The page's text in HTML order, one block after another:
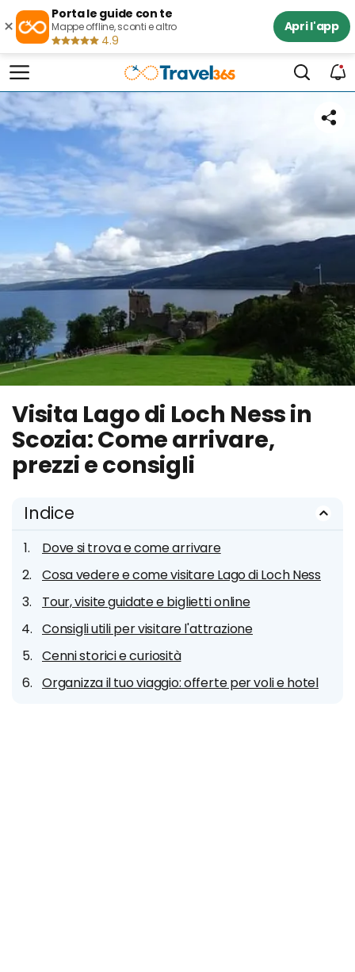
×
Porta le guide con te
Mappe offline, sconti e altro
4.9
Apri l'app
Visita Lago di Loch Ness in
Scozia: Come arrivare,
prezzi e consigli
Indice
Dove si trova e come arrivare
Cosa vedere e come visitare Lago di Loch Ness
Tour, visite guidate e biglietti online
Consigli utili per visitare l'attrazione
Cenni storici e curiosità
Organizza il tuo viaggio: offerte per voli e hotel